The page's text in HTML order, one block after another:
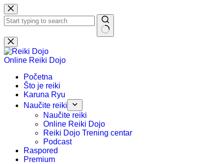
Preskoči
na
sadržaj
Nema
rezultata.
Online Reiki Dojo
Početna
Što je reiki
Karuna Ryu
Naučite reiki
Naučite reiki
Online Reiki Dojo
Reiki Dojo Trening centar
Podcast
Raspored
Premium